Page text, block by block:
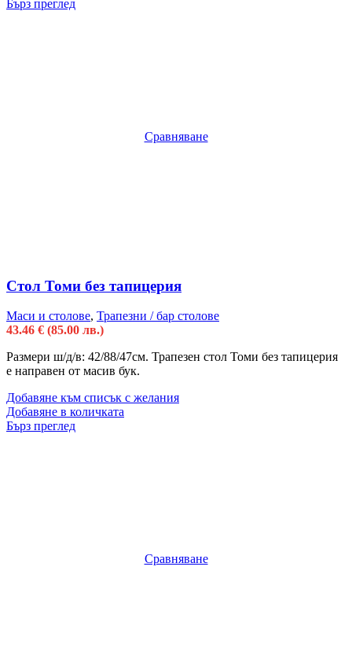
Бърз преглед
Сравняване
Стол Томи без тапицерия
Маси и столове, Трапезни / бар столове
43.46 € (85.00 лв.)
Размери ш/д/в: 42/88/47см. Трапезен стол Томи без тапицерия
е направен от масив бук.
Добавяне към списък с желания
Добавяне в количката
Бърз преглед
Сравняване